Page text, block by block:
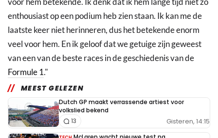
enthousiast op een podium heb zien staan. Ik kan me de
laatste keer niet herinneren, dus het betekende enorm
veel voor hem. En ik geloof dat we getuige zijn geweest
van een van de beste races in de geschiedenis van de
Formule 1."
MEEST GELEZEN
Dutch GP maakt verrassende artiest voor
volkslied bekend
Gisteren, 14:15
13